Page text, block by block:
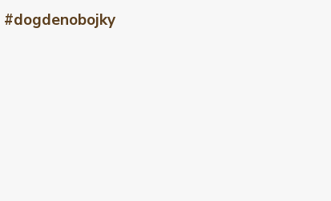
#dogdenobojky